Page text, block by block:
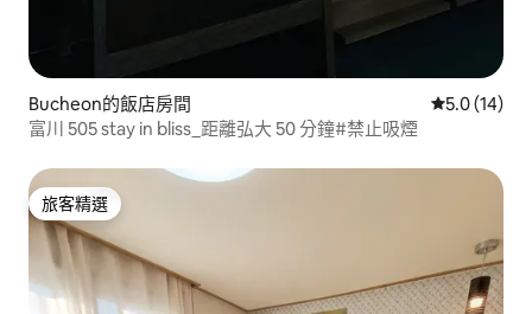
Bucheon的飯店房間 從 14 則評
5.0 (14)
富川 505 stay in bliss_距離弘大 50 分鐘#禁止吸煙
旅客精選
旅客精選